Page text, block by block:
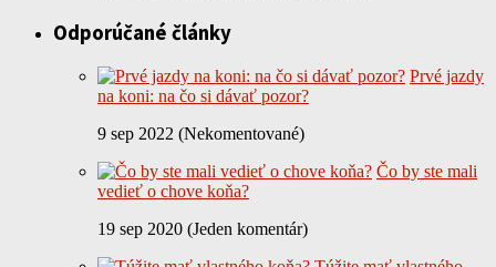
Odporúčané články
Prvé jazdy
na koni: na čo si dávať pozor?
9 sep 2022 (Nekomentované)
Čo by ste mali
vedieť o chove koňa?
19 sep 2020 (Jeden komentár)